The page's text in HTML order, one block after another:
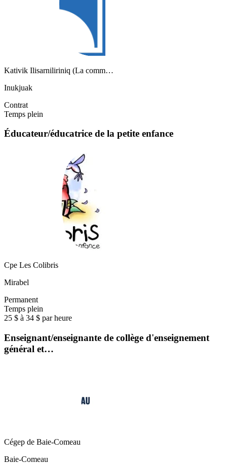
Kativik Ilisarniliriniq (La comm…
Inukjuak
Contrat
Temps plein
Éducateur/éducatrice de la petite enfance
Cpe Les Colibris
Mirabel
Permanent
Temps plein
25 $ à 34 $ par heure
Enseignant/enseignante de collège d'enseignement
général et…
Cégep de Baie-Comeau
Baie-Comeau